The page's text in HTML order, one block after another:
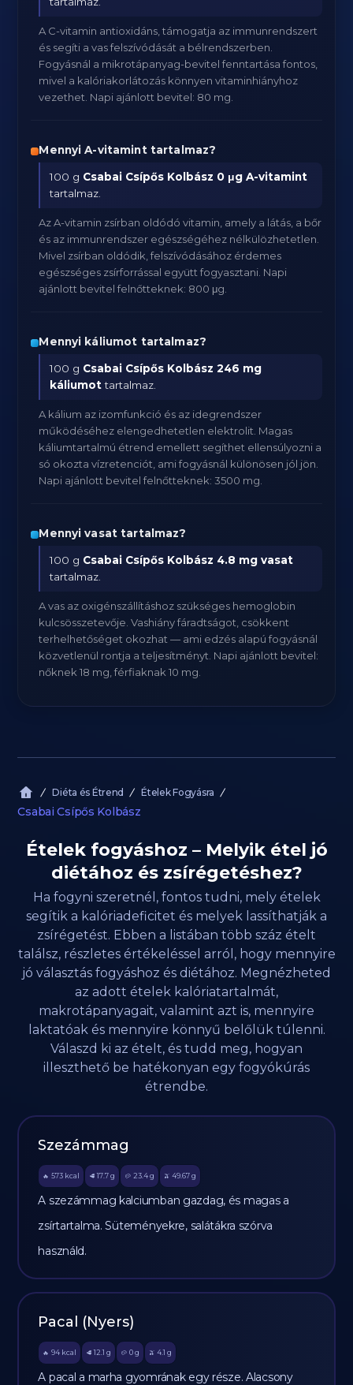
A C-vitamin antioxidáns, támogatja az immunrendszert
és segíti a vas felszívódását a bélrendszerben.
Fogyásnál a mikrotápanyag-bevitel fenntartása fontos,
mivel a kalóriakorlátozás könnyen vitaminhiányhoz
vezethet. Napi ajánlott bevitel: 80 mg.
Mennyi A-vitamint tartalmaz?
100 g Csabai Csípős Kolbász 0 μg A-vitamint
tartalmaz.
Az A-vitamin zsírban oldódó vitamin, amely a látás, a bőr
és az immunrendszer egészségéhez nélkülözhetetlen.
Mivel zsírban oldódik, felszívódásához érdemes
egészséges zsírforrással együtt fogyasztani. Napi
ajánlott bevitel felnőtteknek: 800 μg.
Mennyi káliumot tartalmaz?
100 g Csabai Csípős Kolbász 246 mg
káliumottartalmaz.
A kálium az izomfunkció és az idegrendszer
működéséhez elengedhetetlen elektrolit. Magas
káliumtartalmú étrend emellett segíthet ellensúlyozni a
só okozta vízretenciót, ami fogyásnál különösen jól jön.
Napi ajánlott bevitel felnőtteknek: 3500 mg.
Mennyi vasat tartalmaz?
100 g Csabai Csípős Kolbász 4.8 mg vasat
tartalmaz.
A vas az oxigénszállításhoz szükséges hemoglobin
kulcsösszetevője. Vashiány fáradtságot, csökkent
terhelhetőséget okozhat — ami edzés alapú fogyásnál
közvetlenül rontja a teljesítményt. Napi ajánlott bevitel:
nőknek 18 mg, férfiaknak 10 mg.
Diéta és Étrend Ételek Fogyásra
Csabai Csípős Kolbász
Ételek fogyáshoz – Melyik étel jó
diétához és zsírégetéshez?
Ha fogyni szeretnél, fontos tudni, mely ételek
segítik a kalóriadeficitet és melyek lassíthatják a
zsírégetést. Ebben a listában több száz ételt
találsz, részletes értékeléssel arról, hogy mennyire
jó választás fogyáshoz és diétához. Megnézheted
az adott ételek kalóriatartalmát,
makrotápanyagait, valamint azt is, mennyire
laktatóak és mennyire könnyű belőlük túlenni.
Válaszd ki az ételt, és tudd meg, hogyan
illeszthető be hatékonyan egy fogyókúrás
étrendbe.
Szezámmag
🔥 573 kcal 🥩 17.7 g 🥔 23.4g 🫒 49.67 g
A szezámmag kalciumban gazdag, és magas a
zsírtartalma. Süteményekre, salátákra szórva
használd.
Pacal (Nyers)
🔥 94 kcal 🥩 12.1 g 🥔 0g 🫒 4.1 g
A pacal a marha gyomrának egy része. Alacsony